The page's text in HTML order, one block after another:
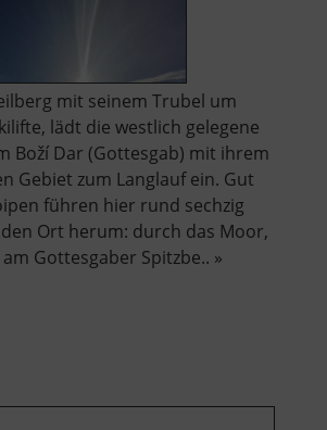
mit seinem Trubel um
lädt die westlich gelegene
Boží Dar (Gottesgab) mit ihrem
Gebiet zum Langlauf ein. Gut
führen hier rund sechzig
Ort herum: durch das Moor,
Gottesgaber Spitzbe.. »